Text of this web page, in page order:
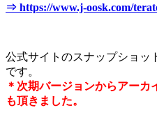
⇒ https://www.j-oosk.com/
公式サイトのスナップショッ
です。
＊次期バージョンからアー
も頂きました。